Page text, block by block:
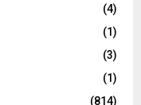
(4)
(1)
(3)
(1)
(814)